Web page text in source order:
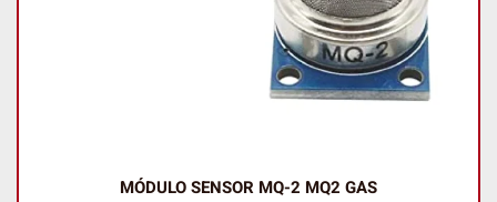
MÓDULO SENSOR MQ-2 MQ2 GAS